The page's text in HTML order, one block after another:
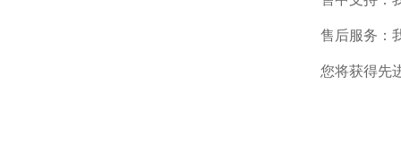
售后服务：
您将获得先